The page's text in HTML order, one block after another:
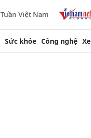
Tuần Việt Nam
Sức khỏe Công nghệ Xe